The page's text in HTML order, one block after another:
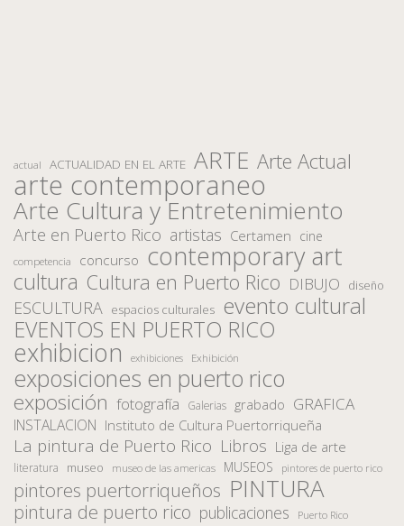
actual ACTUALIDAD EN EL ARTE ARTE Arte Actual
arte contemporaneo
Arte Cultura y Entretenimiento
Arte en Puerto Rico artistas Certamen cine
competencia concurso contemporary art
cultura Cultura en Puerto Rico DIBUJO diseño
ESCULTURA espacios culturales evento cultural
EVENTOS EN PUERTO RICO
exhibicion exhibiciones Exhibición
exposiciones en puerto rico
exposición fotografía Galerias grabado GRAFICA
INSTALACION Instituto de Cultura Puertorriqueña
La pintura de Puerto Rico Libros Liga de arte
literatura museo museo de las americas MUSEOS pintores de puerto rico
pintores puertorriqueños PINTURA
pintura de puerto rico publicaciones Puerto Rico